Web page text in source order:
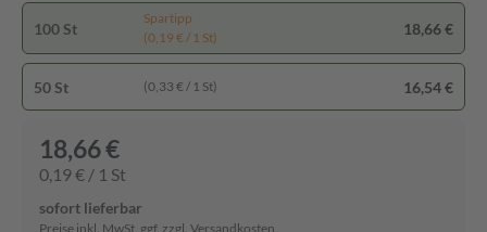
100 St
Spartipp
(0,19 € / 1 St)
18,66 €
50 St (0,33 € / 1 St) 16,54 €
18,66 €
0,19 € / 1 St
sofort lieferbar
Preise inkl. MwSt. ggf. zzgl. Versandkosten